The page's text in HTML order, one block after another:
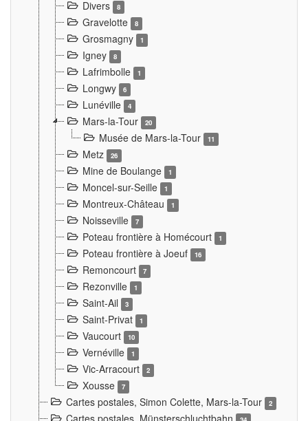
Divers 8
Gravelotte 8
Grosmagny 1
Igney 8
Lafrimbolle 1
Longwy 6
Lunéville 4
Mars-la-Tour 20
Musée de Mars-la-Tour 11
Metz 26
Mine de Boulange 1
Moncel-sur-Seille 1
Montreux-Château 1
Noisseville 7
Poteau frontière à Homécourt 1
Poteau frontière à Joeuf 16
Remoncourt 7
Rezonville 1
Saint-Ail 3
Saint-Privat 1
Vaucourt 10
Vernéville 1
Vic-Arracourt 2
Xousse 7
Cartes postales, Simon Colette, Mars-la-Tour 2
Cartes postales. Münsterschluchtbahn